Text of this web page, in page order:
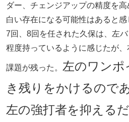
ダー、チェンジアップの精度を
白い存在になる可能性はあると感
7回、8回を任された久保は、左
程度持っているように感じたが
課題が残った。 左のワンポ
き残りをかけるので
左の強打者を抑える